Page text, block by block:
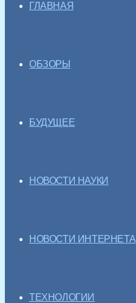
ГЛАВНАЯ
ОБЗОРЫ
БУДУЩЕЕ
НОВОСТИ НАУКИ
НОВОСТИ ИНТЕРНЕТА
ТЕХНОЛОГИИ